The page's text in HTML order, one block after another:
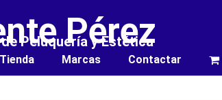
Pérez
Peluquería y Estética
Tienda Marcas Contactar